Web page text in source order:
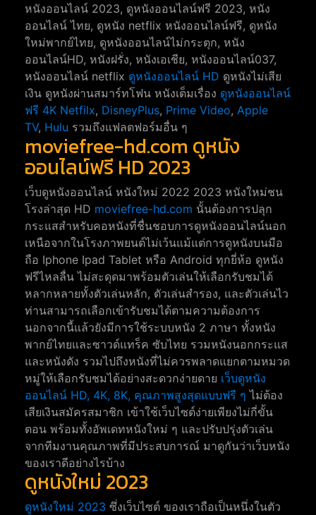
หนังออนไลน์ 2023, ดูหนังออนไลน์ฟรี 2023, หนัง
ออนไลน์ ไทย, ดูหนัง netflix หนังออนไลน์ฟรี, ดูหนัง
ใหม่พากย์ไทย, ดูหนังออนไลน์ไม่กระตุก, หนัง
ออนไลน์HD, หนังฝรั่ง, หนังเอเชีย, หนังออนไลน์037,
หนังออนไลน์ netflix ดูหนังออนไลน์ HD ดูหนังไม่เสีย
เงิน ดูหนังผ่านสมาร์ทโฟน หนังเต็มเรื่อง ดูหนังออนไลน์
ฟรี 4K Netfilx, DisneyPlus, Prime Video, Apple
TV, Hulu รวมถึงแฟลตฟอร์มอื่น ๆ
moviefree-hd.com ดูหนัง
ออนไลน์ฟรี HD 2023
เว็บดูหนังออนไลน์ หนังใหม่ 2022 2023 หนังใหม่ชน
โรงล่าสุด HD moviefree-hd.com นั้นต้องการปลุก
กระแสสำหรับคอหนังที่ชื่นชอบการดูหนังออนไลน์นอก
เหนือจากในโรงภาพยนต์ไม่เว้นแม้แต่การดูหนังบนมือ
ถือ Iphone Ipad Tablet หรือ Android ทุกยี่ห้อ ดูหนัง
ฟรีไหลลื่น ไม่สะดุดมาพร้อมตัวเล่นให้เลือกรับชมได้
หลากหลายทั้งตัวเล่นหลัก, ตัวเล่นสำรอง, และตัวเล่นไว
ท่านสามารถเลือกเข้ารับชมได้ตามความต้องการ
นอกจากนี้แล้วยังมีการใช้ระบบหนัง 2 ภาษา ทั้งหนัง
พากย์ไทยและซาวด์แทร็ค ซับไทย รวมหนังนอกกระแส
และหนังดัง รวมไปถึงหนังที่ไม่ควรพลาดแยกตามหมวด
หมู่ให้เลือกรับชมได้อย่างสะดวกง่ายดาย เว็บดูหนัง
ออนไลน์ HD, 4K, 8K, คุณภาพสูงสุดแบบฟรี ๆ ไม่ต้อง
เสียเงินสมัครสมาชิก เข้าใช้เว็บไซต์ง่ายเพียงไม่กี่ขั้น
ตอน พร้อมทั้งอัพเดทหนังใหม่ ๆ และปรับปรุ่งตัวเล่น
จากทีมงานคุณภาพที่มีประสบการณ์ มาดูกันว่าเว็บหนัง
ของเราดีอย่างไรบ้าง
ดูหนังใหม่ 2023
ดูหนังใหม่ 2023 ซึ่งเว็บไซต์ ของเราถือเป็นหนึ่งในตัว